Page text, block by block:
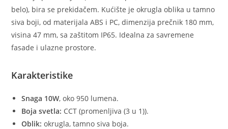
belo), bira se prekidačem. Kućište je okrugla oblika u tamno
siva boji, od materijala ABS i PC, dimenzija prečnik 180 mm,
visina 47 mm, sa zaštitom IP65. Idealna za savremene
fasade i ulazne prostore.
Karakteristike
Snaga 10W, oko 950 lumena.
Boja svetla: CCT (promenljiva (3 u 1)).
Oblik: okrugla, tamno siva boja.